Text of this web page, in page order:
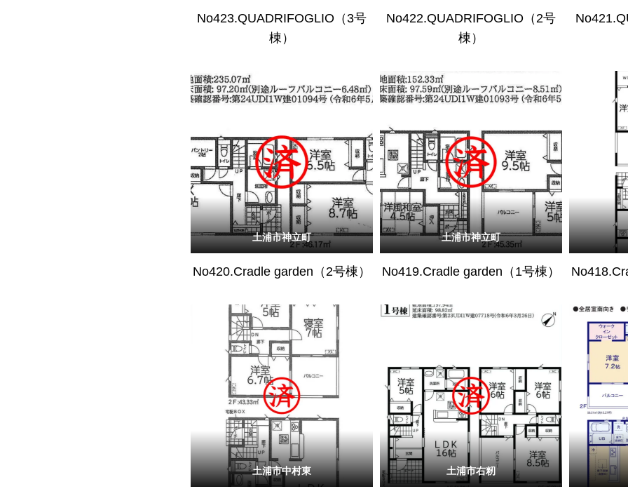
No423.QUADRIFOGLIO（3号
棟）
No422.QUADRIFOGLIO（2号
棟）
土浦市神立町
No420.Cradle garden（2号棟）
土浦市神立町
No419.Cradle garden（1号棟）
土浦市中村東 土浦市右籾